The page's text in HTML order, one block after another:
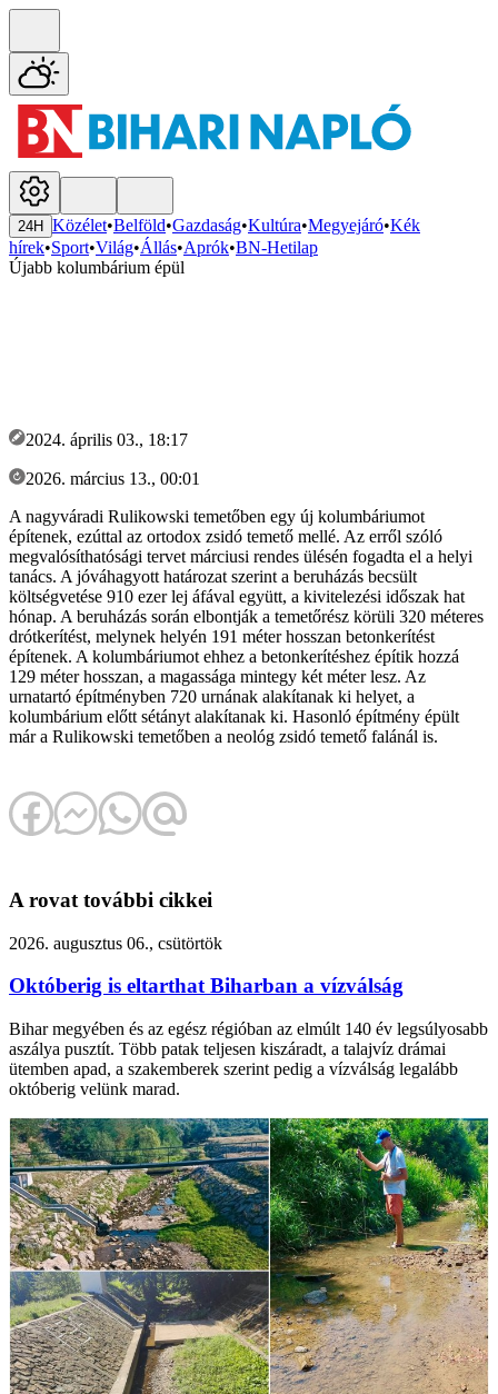
24H Közélet•Belföld•Gazdaság•Kultúra•Megyejáró•Kék
hírek•Sport•Világ•Állás•Aprók•BN-Hetilap
Újabb kolumbárium épül
2024. április 03., 18:17
2026. március 13., 00:01
A nagyváradi Rulikowski temetőben egy új kolumbáriumot
építenek, ezúttal az ortodox zsidó temető mellé. Az erről szóló
megvalósíthatósági tervet márciusi rendes ülésén fogadta el a helyi
tanács. A jóváhagyott határozat szerint a beruházás becsült
költségvetése 910 ezer lej áfával együtt, a kivitelezési időszak hat
hónap. A beruházás során elbontják a temetőrész körüli 320 méteres
drótkerítést, melynek helyén 191 méter hosszan betonkerítést
építenek. A kolumbáriumot ehhez a betonkerítéshez építik hozzá
129 méter hosszan, a magassága mintegy két méter lesz. Az
urnatartó építményben 720 urnának alakítanak ki helyet, a
kolumbárium előtt sétányt alakítanak ki. Hasonló építmény épült
már a Rulikowski temetőben a neológ zsidó temető falánál is.
A rovat további cikkei
2026. augusztus 06., csütörtök
Októberig is eltarthat Biharban a vízválság
Bihar megyében és az egész régióban az elmúlt 140 év legsúlyosabb
aszálya pusztít. Több patak teljesen kiszáradt, a talajvíz drámai
ütemben apad, a szakemberek szerint pedig a vízválság legalább
októberig velünk marad.